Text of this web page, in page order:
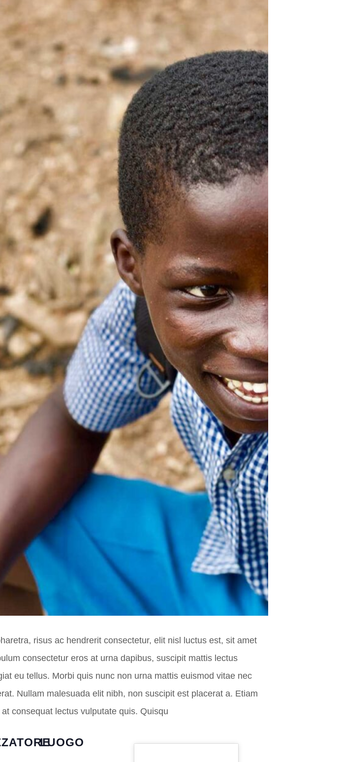
risus ac hendrerit consectetur, elit nisl luctus est, sit amet
consectetur eros at urna dapibus, suscipit mattis lectus
eu tellus. Morbi quis nunc non urna mattis euismod vitae nec
Nullam malesuada elit nibh, non suscipit est placerat a. Etiam
consequat lectus vulputate quis. Quisqu
LUOGO